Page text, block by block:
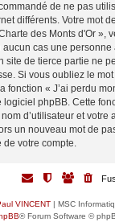
de ne pas
différents. Votre mot
des Monts d'Or »,
cas une
site de tierce partie ne
Si vous oubliez le
fonction « J’ai perdu
phpBB. Cette
d’utilisateur et votre
un nouveau mot de
votre compte.
VINCENT| MSC
® Forum Software ©